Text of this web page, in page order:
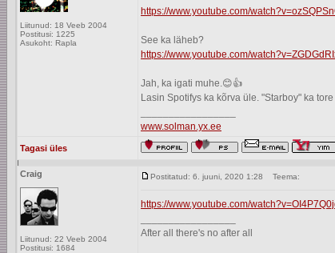
Liitunud: 18 Veeb 2004
Postitusi: 1225
Asukoht: Rapla
https://www.youtube.com/
See ka läheb?
https://www.youtube.com/
Jah, ka igati muhe.😊👍
Lasin Spotifys ka kõrva üle. "Starboy" ka
www.solman.yx.ee
Tagasi üles
Craig
Liitunud: 22 Veeb 2004
Postitusi: 1684
Postitatud: 6. juuni, 2020 1:28 Teema:
https://www.youtube.com/
After all there's no after all